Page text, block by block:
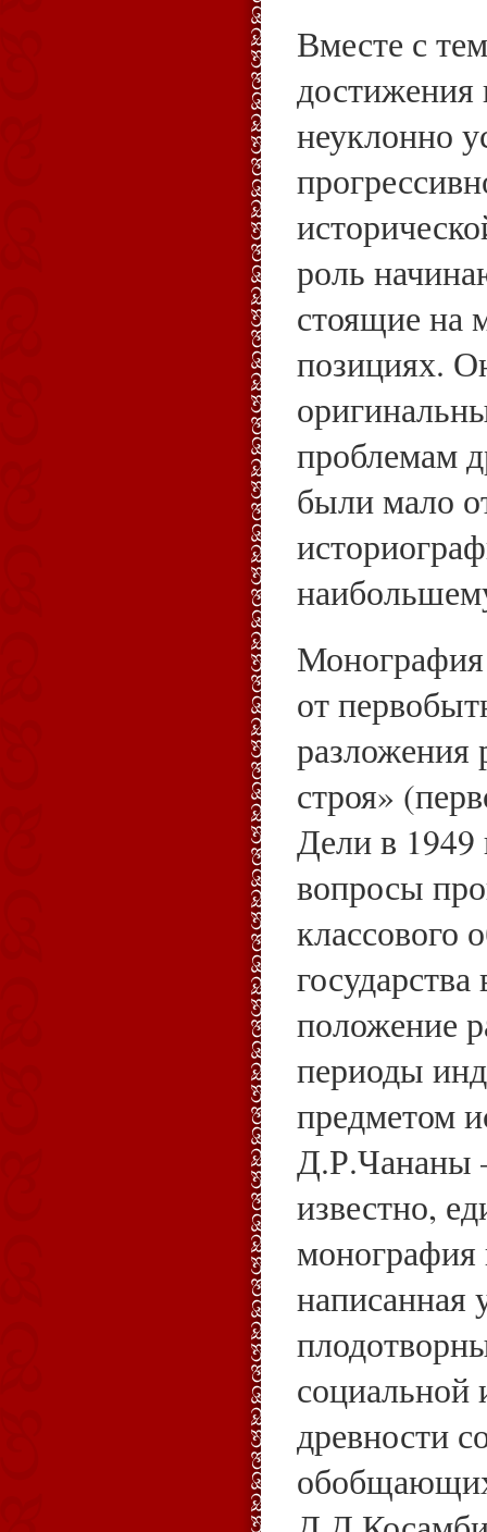
Вместе с
достижения
неуклонно
роль
стоящие на
позициях.
проблемам
были мало
от
разложения
строя»
Дели в 1949
вопросы
классового
положение
периоды
предметом
Д.Р.Чананы
известно,
монография
социальной
древности